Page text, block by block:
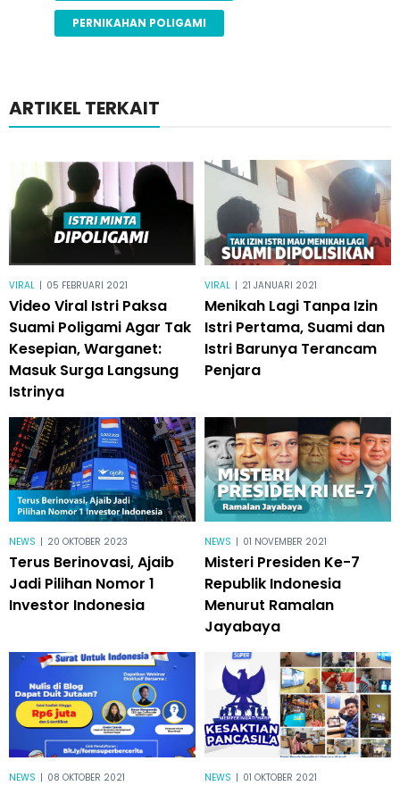
PERNIKAHAN POLIGAMI
ARTIKEL TERKAIT
VIRAL | 05 FEBRUARI 2021
Video Viral Istri Paksa
Suami Poligami Agar Tak
Kesepian, Warganet:
Masuk Surga Langsung
Istrinya
VIRAL | 21 JANUARI 2021
Menikah Lagi Tanpa Izin
Istri Pertama, Suami dan
Istri Barunya Terancam
Penjara
NEWS | 20 OKTOBER 2023
Terus Berinovasi, Ajaib
Jadi Pilihan Nomor 1
Investor Indonesia
NEWS | 01 NOVEMBER 2021
Misteri Presiden Ke-7
Republik Indonesia
Menurut Ramalan
Jayabaya
NEWS | 08 OKTOBER 2021 NEWS | 01 OKTOBER 2021